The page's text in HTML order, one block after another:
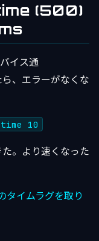
(500)
イス通
、エラーがなくな
10
。より速くなった
タイムラグを取り